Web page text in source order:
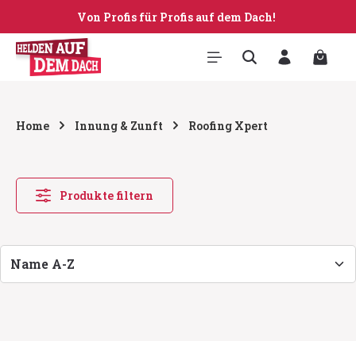
Zum Hauptinhalt springen
Von Profis für Profis auf dem Dach!
Home Innung & Zunft Roofing Xpert
Produkte filtern